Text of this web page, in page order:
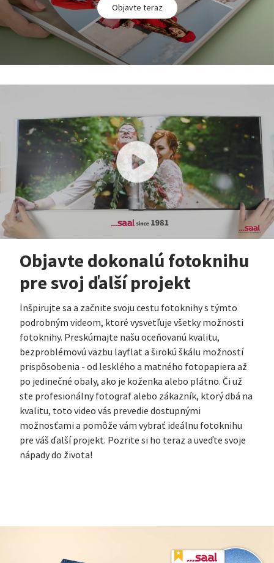
Objavte teraz
Objavte dokonalú fotoknihu
pre svoj ďalší projekt
Inšpirujte sa a začnite svoju cestu fotoknihy s týmto
podrobným videom, ktoré vysvetľuje všetky možnosti
fotoknihy. Preskúmajte našu oceňovanú kvalitu,
bezproblémovú väzbu layflat a širokú škálu možností
prispôsobenia - od lesklého a matného fotopapiera až
po jedinečné obaly, ako je koženka alebo plátno. Či už
ste profesionálny fotograf alebo zákazník, ktorý dbá na
kvalitu, toto video vás prevedie dostupnými
možnosťami a pomôže vám vybrať ideálnu fotoknihu
pre váš ďalší projekt. Pozrite si ho teraz a uveďte svoje
nápady do života!